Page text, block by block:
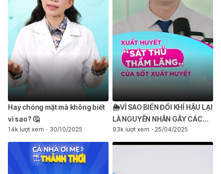
Hay chóng mặt mà không biết
vì sao? 🤔
14k lượt xem 30/10/2025
🌦️VÌ SAO BIẾN ĐỔI KHÍ HẬU LẠI
LÀ NGUYÊN NHÂN GÂY CÁC
ĐỢT BÙNG PHÁT DỊCH SỐT
XUẤT HUYẾT?
93k lượt xem 25/04/2025